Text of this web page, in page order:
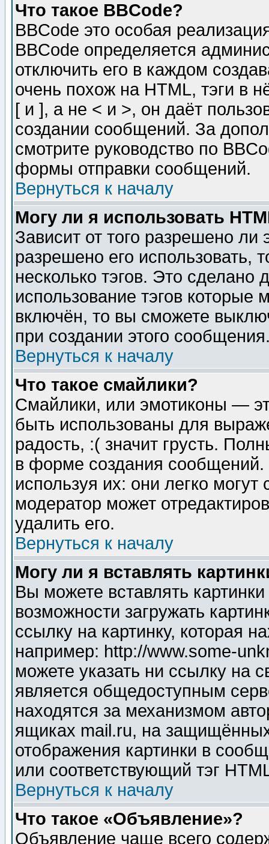
Что такое BBCode?
BBCode это особая
BBCode определяется
отключить его в каждом
очень похож на HTML, тэги в
[ и ], а не < и >, он даёт
создании сообщений. За
смотрите руководство по
формы отправки сообщений.
Вернуться к началу
Могу ли я использовать
Зависит от того разрешено
разрешено его использовать,
несколько тэгов. Это сделано
использование тэгов
включён, то вы сможете
при создании этого
Вернуться к началу
Что такое смайлики?
Смайлики, или эмотиконы —
быть использованы для
радость, :( значит грусть.
в форме создания сообщений.
используя их: они легко
модератор может
удалить его.
Вернуться к началу
Могу ли я вставлять
Вы можете вставлять
возможности загружать
ссылку на картинку, которая
например: http://www.some-
можете указать ни ссылку на
является общедоступным
находятся за механизмом
ящиках mail.ru, на
отображения картинки в
или соответствующий тэг
Вернуться к началу
Что такое «Объявление»?
Объявление чаще всего